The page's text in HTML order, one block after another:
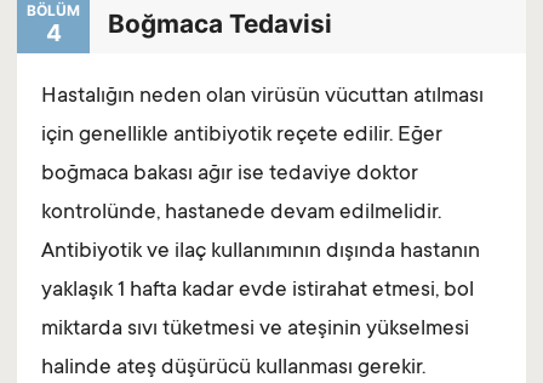
BÖLÜM
4 Boğmaca Tedavisi
Hastalığın neden olan virüsün vücuttan atılması
için genellikle antibiyotik reçete edilir. Eğer
boğmaca bakası ağır ise tedaviye doktor
kontrolünde, hastanede devam edilmelidir.
Antibiyotik ve ilaç kullanımının dışında hastanın
yaklaşık 1 hafta kadar evde istirahat etmesi, bol
miktarda sıvı tüketmesi ve ateşinin yükselmesi
halinde ateş düşürücü kullanması gerekir.